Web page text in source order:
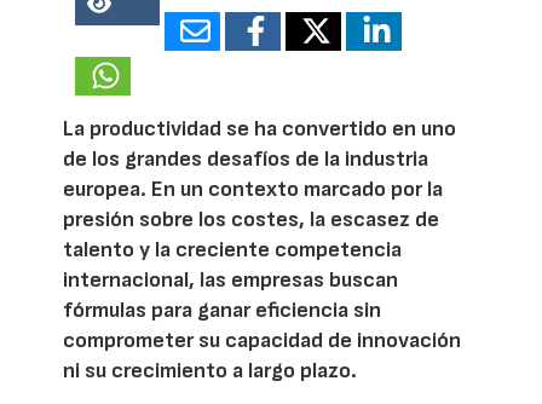
18875
La productividad se ha convertido en uno
de los grandes desafíos de la industria
europea. En un contexto marcado por la
presión sobre los costes, la escasez de
talento y la creciente competencia
internacional, las empresas buscan
fórmulas para ganar eficiencia sin
comprometer su capacidad de innovación
ni su crecimiento a largo plazo.